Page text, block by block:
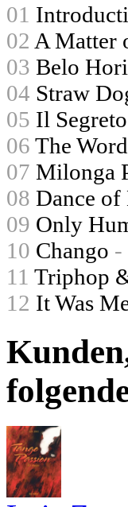
01
02 A Matter
03 Belo
04 Straw
05 Il Segreto
06 The
07 Milonga
08 Dance of
09 Only
10 Chango -
11 Triphop
12 It Was